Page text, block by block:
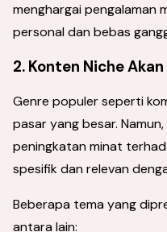
menghargai pengalaman
personal dan bebas
2. Konten Niche
Genre populer seperti
pasar yang besar.
peningkatan minat
spesifik dan relevan
Beberapa tema yang
antara lain: